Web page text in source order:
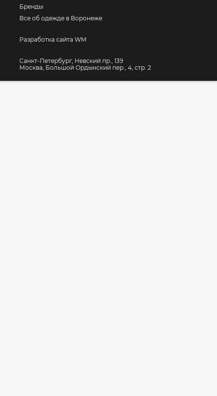
Бренды
Все об одежде в Воронеже
Разработка сайта WM
Санкт-Петербург, Невский пр., 139
Москва, Большой Ордынский пер., 4, стр. 2